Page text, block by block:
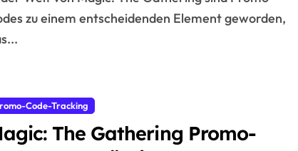
zu einem entscheidenden Element geworden,
Code-Tracking
The Gathering Promo-